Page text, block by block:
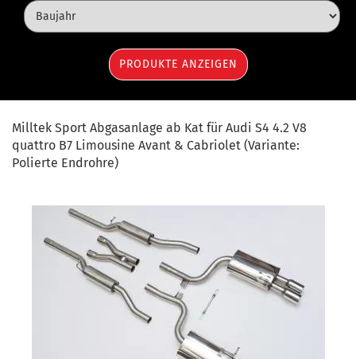
Milltek Sport Abgasanlage ab Kat für Audi S4 4.2 V8
quattro B7 Limousine Avant & Cabriolet (Variante:
Polierte Endrohre)